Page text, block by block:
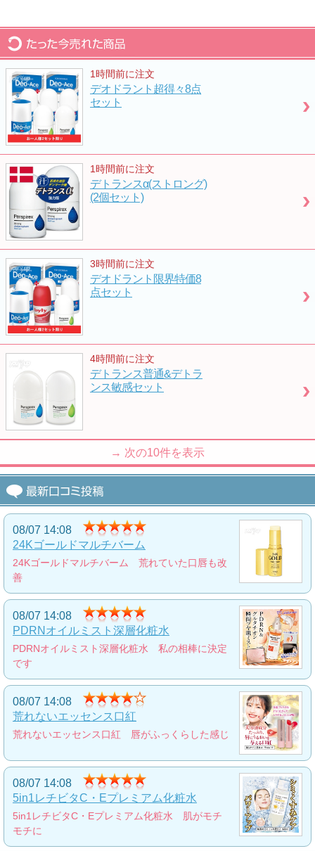
デオエース密着速乾使い比べセット
ット
6,000円
まつ毛・眉毛の悩みをケアする専用育毛剤
5,800 円
誰もが驚く魔法のようなケアクリーム特別セッ
トです
5,000円
アセット
5,000円
くすみケアパッチにトーンアップクリームとフ
ァンデーションのセット
6,000円
つや玉クリーム(NEW)
瞬時に白肌へと導くトーンアップクリーム
2,900円
奇跡のオールインワン石鹸(プラス)
頭から足先まで全身に使えるオールインワン石
2,000円
つや玉クリーム
瞬時に白肌へと導くトーンアップクリーム
2,900円
151号限定!25周年スペシャル美肌セット
151号限定のスペシャルセット
1時間前に注文
デオドラント超得々8点
セット
1時間前に注文
デトランスα(ストロング)
(2個セット)
3時間前に注文
デオドラント限界特価8
点セット
4時間前に注文
デトランス普通&デトラ
ンス敏感セット
→ 次の10件を表示
08/07 14:08
24Kゴールドマルチバーム
24Kゴールドマルチバーム 荒れていた口唇も改
善
08/07 14:08
PDRNオイルミスト深層化粧水
PDRNオイルミスト深層化粧水 私の相棒に決定
です
08/07 14:08
荒れないエッセンス口紅
荒れないエッセンス口紅 唇がふっくらした感じ
08/07 14:08
5in1レチビタC・Eプレミアム化粧水
5in1レチビタC・Eプレミアム化粧水 肌がモチ
モチに